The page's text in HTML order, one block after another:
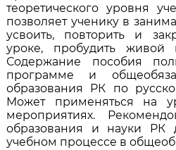
теоретического уровня
позволяет ученику в
усвоить, повторить и
уроке, пробудить живой
Содержание пособия
программе и
образования РК по
Может применяться на
мероприятиях.
образования и науки РК
учебном процессе в